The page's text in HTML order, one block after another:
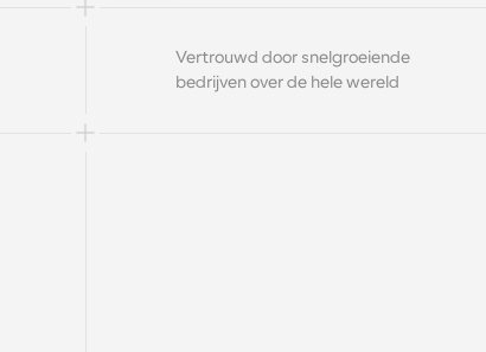
Vertrouwd door snelgroeiende
bedrijven over de hele wereld